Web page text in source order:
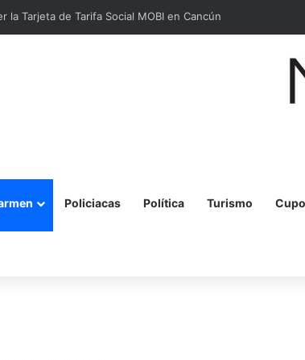
Tarjeta de Tarifa Social MOBI en Cancún
Policiacas Política Turismo